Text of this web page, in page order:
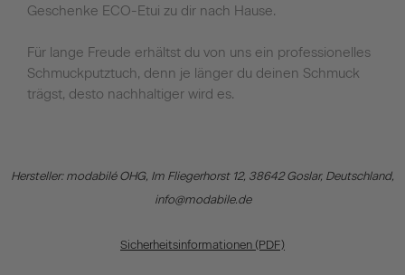
Geschenke ECO-Etui zu dir nach Hause.
Für lange Freude erhältst du von uns ein professionelles
Schmuckputztuch, denn je länger du deinen Schmuck
trägst, desto nachhaltiger wird es.
Hersteller: modabilé OHG, Im Fliegerhorst 12, 38642 Goslar, Deutschland,
info@modabile.de
Sicherheitsinformationen (PDF)